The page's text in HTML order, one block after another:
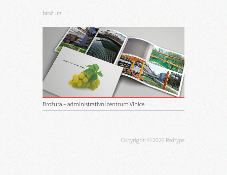
brožura
Brožura – administrativní centrum Vinice
Copyright: © 2026 Redtype